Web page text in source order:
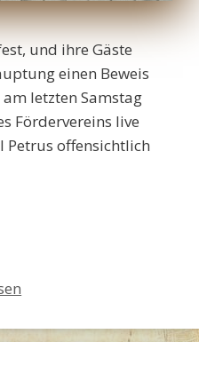
und ihre Gäste
einen Beweis
letzten Samstag
Fördervereins live
Petrus offensichtlich